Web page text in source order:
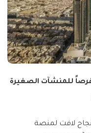
للمنشآت الصغيرة
لافت لمنصة